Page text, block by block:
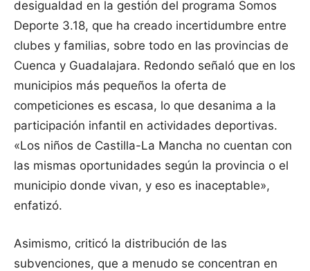
desigualdad en la gestión del programa Somos
Deporte 3.18, que ha creado incertidumbre entre
clubes y familias, sobre todo en las provincias de
Cuenca y Guadalajara. Redondo señaló que en los
municipios más pequeños la oferta de
competiciones es escasa, lo que desanima a la
participación infantil en actividades deportivas.
«Los niños de Castilla-La Mancha no cuentan con
las mismas oportunidades según la provincia o el
municipio donde vivan, y eso es inaceptable»,
enfatizó.
Asimismo, criticó la distribución de las
subvenciones, que a menudo se concentran en